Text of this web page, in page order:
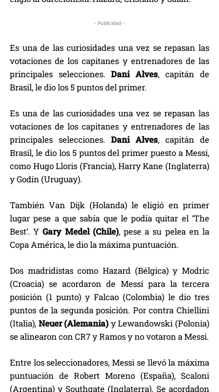
- Publicidad -
Es una de las curiosidades una vez se repasan las
votaciones de los capitanes y entrenadores de las
principales selecciones. Dani Alves, capitán de
Brasil, le dio los 5 puntos del primer.
Es una de las curiosidades una vez se repasan las
votaciones de los capitanes y entrenadores de las
principales selecciones. Dani Alves, capitán de
Brasil, le dio los 5 puntos del primer puesto a Messi,
como Hugo Lloris (Francia), Harry Kane (Inglaterra)
y Godín (Uruguay).
También Van Dijk (Holanda) le eligió en primer
lugar pese a que sabía que le podía quitar el ‘The
Best’. YGary Medel (Chile), pese a su pelea en la
Copa América, le dio la máxima puntuación.
Dos madridistas como Hazard (Bélgica) y Modric
(Croacia) se acordaron de Messi para la tercera
posición (1 punto) y Falcao (Colombia) le dio tres
puntos de la segunda posición. Por contra Chiellini
(Italia), Neuer (Alemania) y Lewandowski (Polonia)
se alinearon con CR7 y Ramos y no votaron a Messi.
Entre los seleccionadores, Messi se llevó la máxima
puntuación de Robert Moreno (España), Scaloni
(Argentina) y Southgate (Inglaterra). Se acordadon